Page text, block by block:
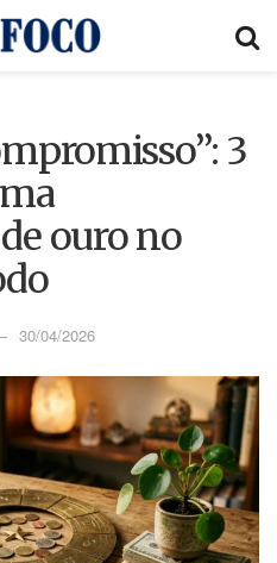
3
ouro no
30/04/2026